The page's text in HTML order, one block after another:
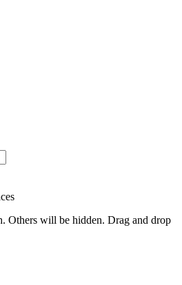
Others will be hidden. Drag and drop